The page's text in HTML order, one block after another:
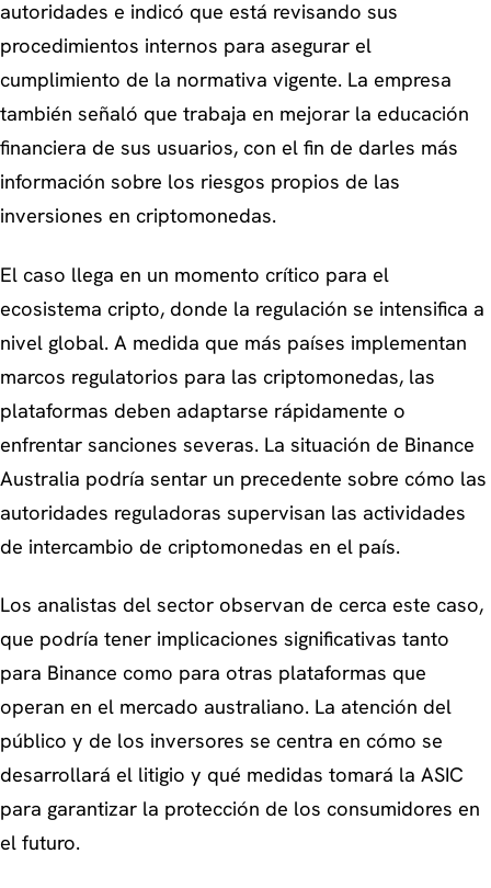
autoridades e indicó que está revisando sus
procedimientos internos para asegurar el
cumplimiento de la normativa vigente. La empresa
también señaló que trabaja en mejorar la educación
financiera de sus usuarios, con el fin de darles más
información sobre los riesgos propios de las
inversiones en criptomonedas.
El caso llega en un momento crítico para el
ecosistema cripto, donde la regulación se intensifica a
nivel global. A medida que más países implementan
marcos regulatorios para las criptomonedas, las
plataformas deben adaptarse rápidamente o
enfrentar sanciones severas. La situación de Binance
Australia podría sentar un precedente sobre cómo las
autoridades reguladoras supervisan las actividades
de intercambio de criptomonedas en el país.
Los analistas del sector observan de cerca este caso,
que podría tener implicaciones significativas tanto
para Binance como para otras plataformas que
operan en el mercado australiano. La atención del
público y de los inversores se centra en cómo se
desarrollará el litigio y qué medidas tomará la ASIC
para garantizar la protección de los consumidores en
el futuro.